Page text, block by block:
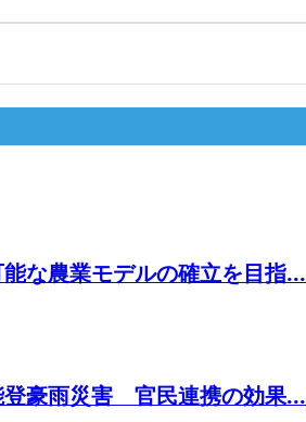
能な農業モデルの確立を目指...
登豪雨災害 官民連携の効果...